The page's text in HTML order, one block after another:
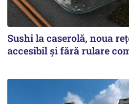
Sushi la caserolă, noua
accesibil și fără rulare